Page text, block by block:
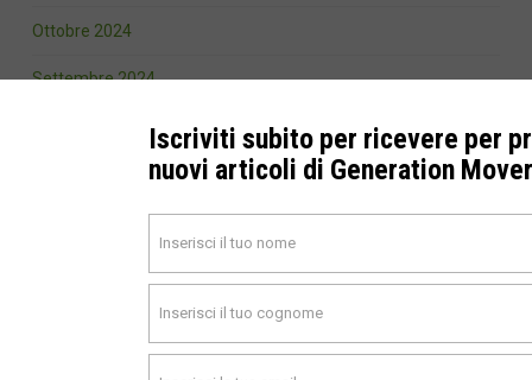
Ottobre 2024
Settembre 2024
Iscriviti subito per ricevere per
nuovi articoli di Generation